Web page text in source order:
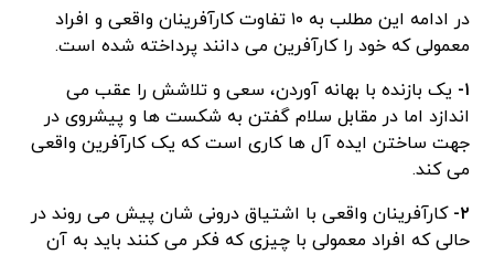
در ادامه این مطلب به ۱۰ تفاوت کارآفرینان واقعی و افراد
معمولی که خود را کارآفرین می دانند پرداخته شده است.
۱- یک بازنده با بهانه آوردن، سعی و تلاشش را عقب می
اندازد اما در مقابل سلام گفتن به شکست ها و پیشروی در
جهت ساختن ایده آل ها کاری است که یک کارآفرین واقعی
می کند.
۲- کارآفرینان واقعی با اشتیاق درونی شان پیش می روند در
حالی که افراد معمولی با چیزی که فکر می کنند باید به آن